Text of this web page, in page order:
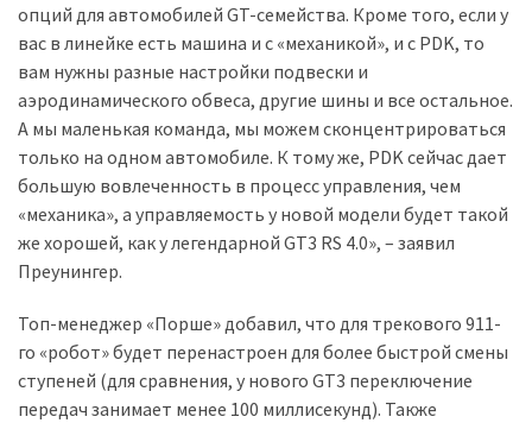
(212)
Без
рубрики
(142)
опций для автомобилей GT-семейства. Кроме того, если у
вас в линейке есть машина и с «механикой», и с PDK, то
вам нужны разные настройки подвески и
аэродинамического обвеса, другие шины и все остальное.
А мы маленькая команда, мы можем сконцентрироваться
только на одном автомобиле. К тому же, PDK сейчас дает
большую вовлеченность в процесс управления, чем
«механика», а управляемость у новой модели будет такой
же хорошей, как у легендарной GT3 RS 4.0», – заявил
Преунингер.
Топ-менеджер «Порше» добавил, что для трекового 911-
го «робот» будет перенастроен для более быстрой смены
ступеней (для сравнения, у нового GT3 переключение
передач занимает менее 100 миллисекунд). Также